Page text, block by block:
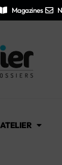
Magazines
ATELIER